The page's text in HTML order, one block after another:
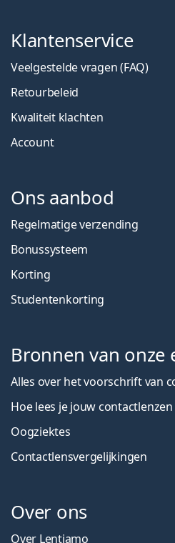
Klantenservice
Veelgestelde vragen (FAQ)
Retourbeleid
Kwaliteit klachten
Account
Ons aanbod
Regelmatige verzending
Bonussysteem
Korting
Studentenkorting
Bronnen van onze
Alles over het voorschrift van
Hoe lees je jouw
Oogziektes
Contactlensvergelijkingen
Over ons
Over Lentiamo